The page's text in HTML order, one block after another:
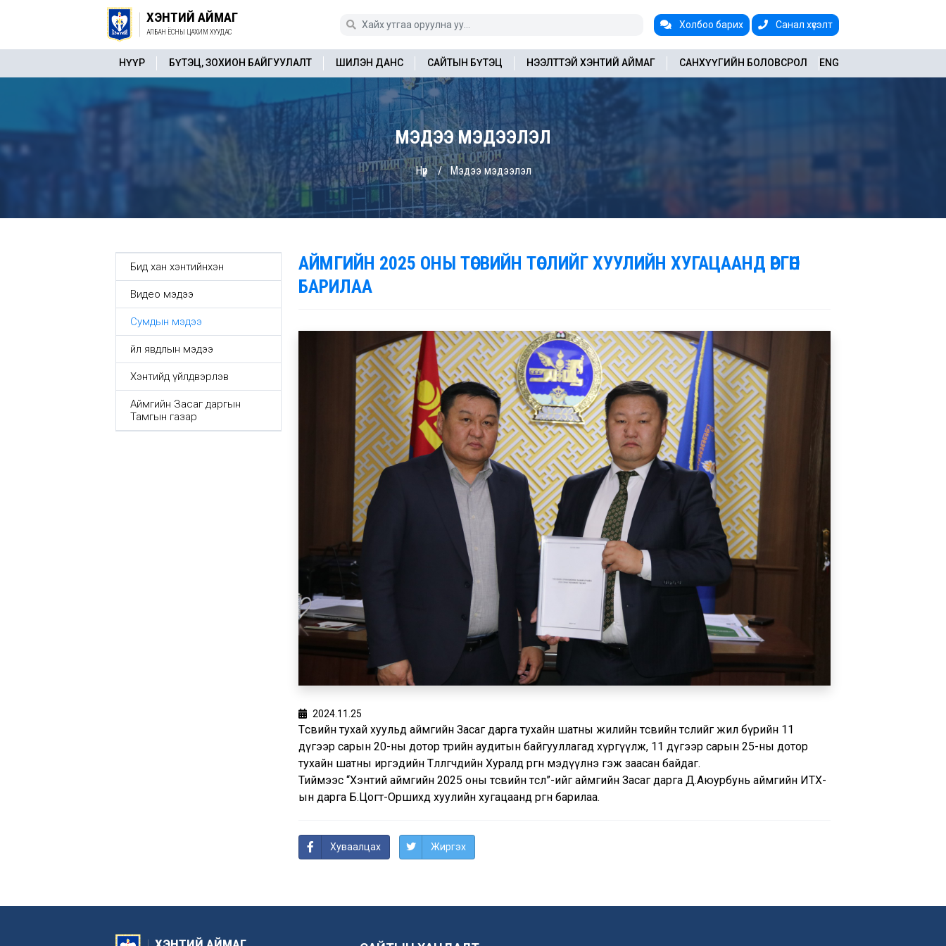
Холбоо барих Санал хүсэлт
ХЭНТИЙ АЙМАГ
АЛБАН ЁСНЫ ЦАХИМ ХУУДАС
ENG
НҮҮР БҮТЭЦ, ЗОХИОН БАЙГУУЛАЛТ ШИЛЭН ДАНС САЙТЫН БҮТЭЦ НЭЭЛТТЭЙ ХЭНТИЙ АЙМАГ САНХҮҮГИЙН БОЛОВСРОЛ
МЭДЭЭ МЭДЭЭЛЭЛ
Нүүр Мэдээ мэдээлэл
Бид хан хэнтийнхэн
Видео мэдээ
Сумдын мэдээ
Үйл явдлын мэдээ
Хэнтийд үйлдвэрлэв
Аймгийн Засаг даргын
Тамгын газар
АЙМГИЙН 2025 ОНЫ ТӨСВИЙН ТӨСЛИЙГ ХУУЛИЙН ХУГАЦААНД ӨРГӨН
БАРИЛАА
2024.11.25
Төсвийн тухай хуульд аймгийн Засаг дарга тухайн шатны жилийн төсвийн төслийг жил бүрийн 11
дүгээр сарын 20-ны дотор төрийн аудитын байгууллагад хүргүүлж, 11 дүгээр сарын 25-ны дотор
тухайн шатны иргэдийн Төлөөлөгчдийн Хуралд өргөн мэдүүлнэ гэж заасан байдаг.
Тиймээс “Хэнтий аймгийн 2025 оны төсвийн төсөл”-ийг аймгийн Засаг дарга Д.Аюурбунь аймгийн ИТХ-
ын дарга Б.Цогт-Оршихд хуулийн хугацаанд өргөн барилаа.
Хуваалцах Жиргэх